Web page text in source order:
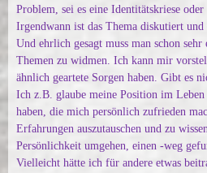
Problem, sei es eine Identitätskriese
Irgendwann ist das Thema diskutiert und
Und ehrlich gesagt muss man schon
Themen zu widmen. Ich kann mir
ähnlich geartete Sorgen haben. Gibt es
Ich z.B. glaube meine Position im
haben, die mich persönlich zufrieden
Erfahrungen auszutauschen und zu
Persönlichkeit umgehen, einen -weg
Vielleicht hätte ich für andere etwas